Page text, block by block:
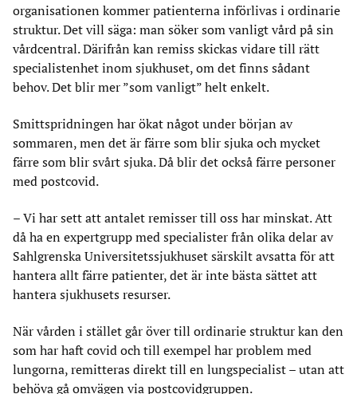
organisationen kommer patienterna införlivas i ordinarie
struktur. Det vill säga: man söker som vanligt vård på sin
vårdcentral. Därifrån kan remiss skickas vidare till rätt
specialistenhet inom sjukhuset, om det finns sådant
behov. Det blir mer ”som vanligt” helt enkelt.
Smittspridningen har ökat något under början av
sommaren, men det är färre som blir sjuka och mycket
färre som blir svårt sjuka. Då blir det också färre personer
med postcovid.
– Vi har sett att antalet remisser till oss har minskat. Att
då ha en expertgrupp med specialister från olika delar av
Sahlgrenska Universitetssjukhuset särskilt avsatta för att
hantera allt färre patienter, det är inte bästa sättet att
hantera sjukhusets resurser.
När vården i stället går över till ordinarie struktur kan den
som har haft covid och till exempel har problem med
lungorna, remitteras direkt till en lungspecialist – utan att
behöva gå omvägen via postcovidgruppen.